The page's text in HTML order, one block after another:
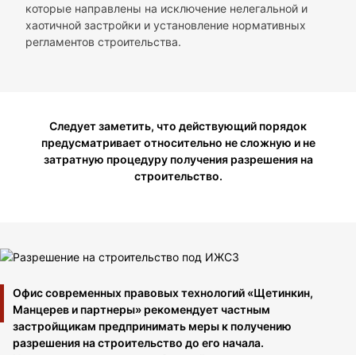
которые направлены на исключение нелегальной и
хаотичной застройки и установление нормативных
регламентов строительства.
Следует заметить, что действующий порядок
предусматривает относительно не сложную и не
затратную процедуру получения разрешения на
строительство.
Офис современных правовых технологий «Щетинкин,
Манцерев и партнеры» рекомендует частным
застройщикам предпринимать меры к получению
разрешения на строительство до его начала.